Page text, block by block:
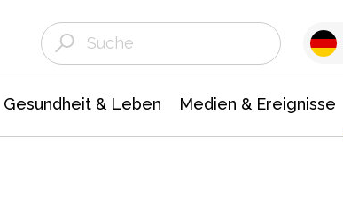
Gesundheit & Leben Medien & Ereignisse